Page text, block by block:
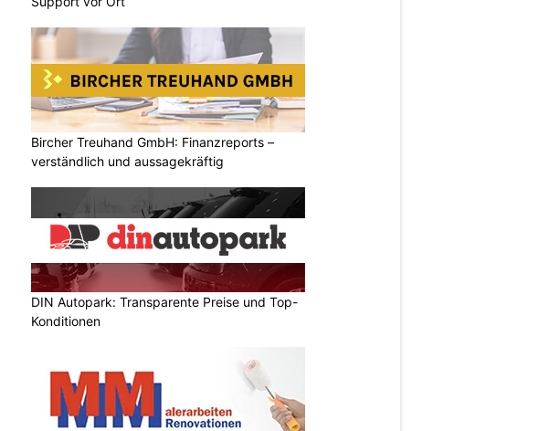
Bircher Treuhand GmbH: Finanzreports –
verständlich und aussagekräftig
DIN Autopark: Transparente Preise und Top-
Konditionen